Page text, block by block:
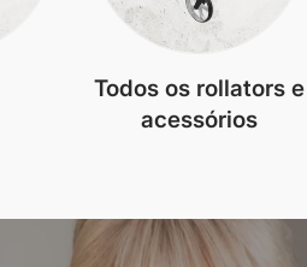
Todos os rollators e
acessórios